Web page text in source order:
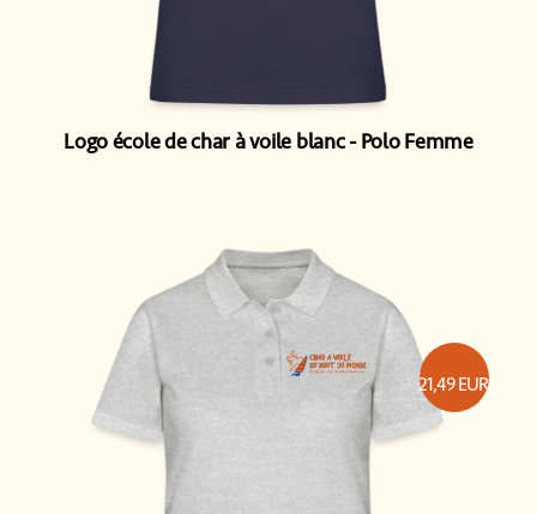
Logo école de char à voile blanc Polo Femme
21,49EUR